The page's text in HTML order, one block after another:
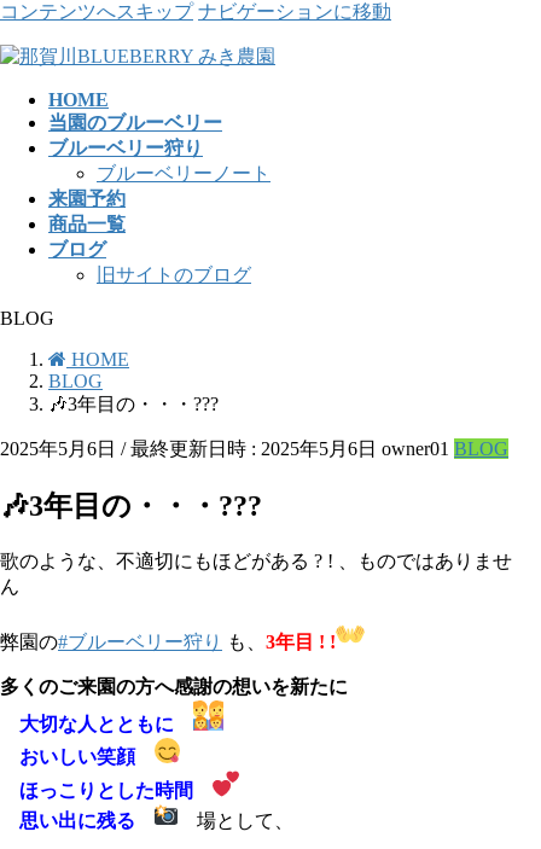
コンテンツへスキップ ナビゲーションに移動
HOME
当園のブルーベリー
ブルーベリー狩り
ブルーベリーノート
来園予約
商品一覧
ブログ
旧サイトのブログ
BLOG
HOME
BLOG
🎶3年目の・・・???
2025年5月6日 / 最終更新日時 : 2025年5月6日 owner01 BLOG
🎶3年目の・・・???
歌のような、不適切にもほどがある ? ! 、ものではありませ
ん
弊園の#ブルーベリー狩り も、 3年目 ! !
多くのご来園の方へ感謝の想いを新たに
大切な人とともに
おいしい笑顔
ほっこりとした時間
思い出に残る
場として、